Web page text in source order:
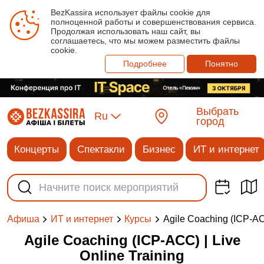
BezKassira использует файлы cookie для
полноценной работы и совершенствования сервиса.
Продолжая использовать наш сайт, вы
соглашаетесь, что мы можем разместить файлы
cookie.
Подробнее
Понятно
Ru
Выбрать
город
Концерты Спектакли Бизнес ИТ и интернет
Афиша ИТ и интернет Курсы Agile Coaching (ICP-
Agile Coaching (ICP-ACC) | Live
Online Training